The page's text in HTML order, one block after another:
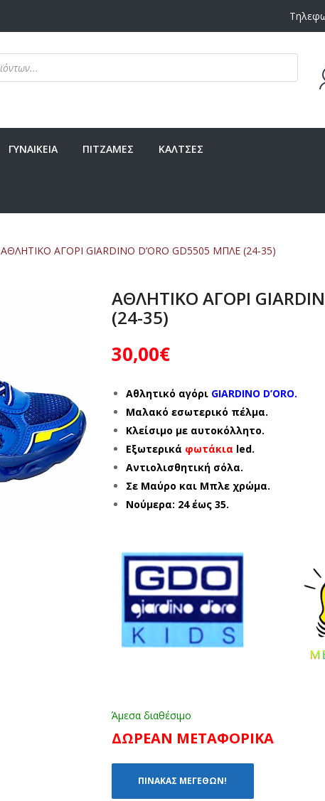
ΓΥΝΑΙΚΕΙΑ ΠΙΤΖΑΜΕΣ ΚΑΛΤΣΕΣ
ΑΘΛΗΤΙΚΟ ΑΓΟΡΙ GIARDINO D’ORO GD5505 ΜΠΛΕ (24-35)
ΑΘΛΗΤΙΚΟ ΑΓΟΡΙ
(24-35)
30,00€
Αθλητικό αγόρι GIARDINO D’ORO.
Μαλακό εσωτερικό πέλμα.
Κλείσιμο με αυτοκόλλητο.
Εξωτερικά φωτάκια led.
Αντιολισθητική σόλα.
Σε Μαύρο και Μπλε χρώμα.
Νούμερα: 24 έως 35.
Άμεσα διαθέσιμο
ΔΩΡΕΑΝ ΜΕΤΑΦΟΡΙΚΑ
ΠΙΝΑΚΑΣ ΜΕΓΕΘΩΝ!